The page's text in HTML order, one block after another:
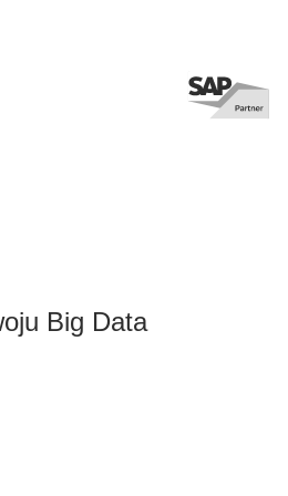
Big Data
aby opracować mapę